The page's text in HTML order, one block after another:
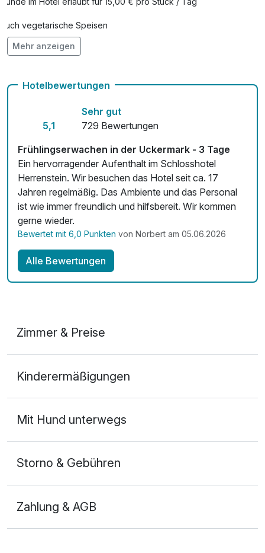
Auch vegetarische Speisen
Fahrradverleih
Mehr anzeigen
Hotelbewertungen
5,1
Sehr gut
729 Bewertungen
Frühlingserwachen in der Uckermark - 3 Tage
Ein hervorragender Aufenthalt im Schlosshotel
Herrenstein. Wir besuchen das Hotel seit ca. 17
Jahren regelmäßig. Das Ambiente und das Personal
ist wie immer freundlich und hilfsbereit. Wir kommen
gerne wieder.
Bewertet mit 6,0 Punkten von Norbert am 05.06.2026
Alle Bewertungen
Zimmer & Preise
2 Erwachsene und 1 Kind
Kinderermäßigungen
Mit Hund unterwegs
Storno & Gebühren
Zahlung & AGB